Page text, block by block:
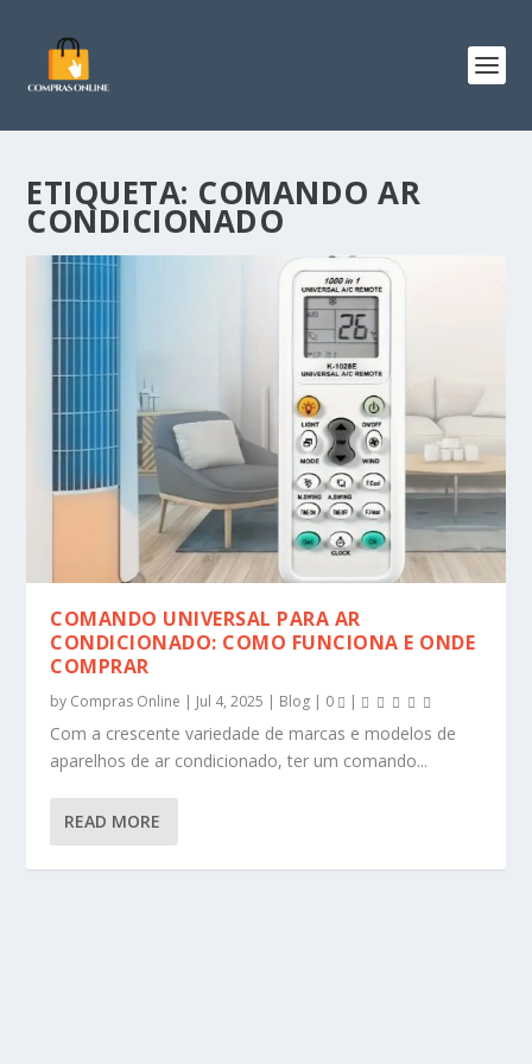
ETIQUETA: COMANDO AR
CONDICIONADO
COMANDO UNIVERSAL PARA AR
CONDICIONADO: COMO FUNCIONA E ONDE
COMPRAR
by Compras Online | Jul 4, 2025 | Blog | 0 |
Com a crescente variedade de marcas e modelos de
aparelhos de ar condicionado, ter um comando...
READ MORE